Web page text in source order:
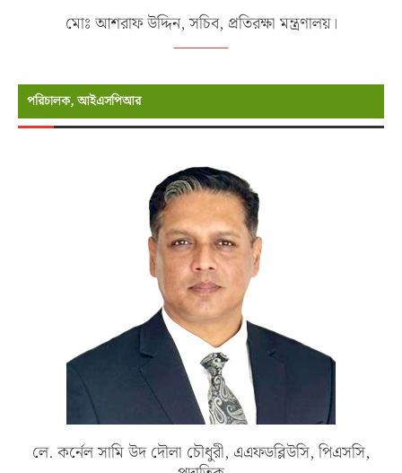
মোঃ আশরাফ উদ্দিন, সচিব, প্রতিরক্ষা মন্ত্রণালয়।
পরিচালক, আইএসপিআর
লে. কর্নেল সামি উদ দৌলা চৌধুরী, এএফডব্লিউসি, পিএসসি,